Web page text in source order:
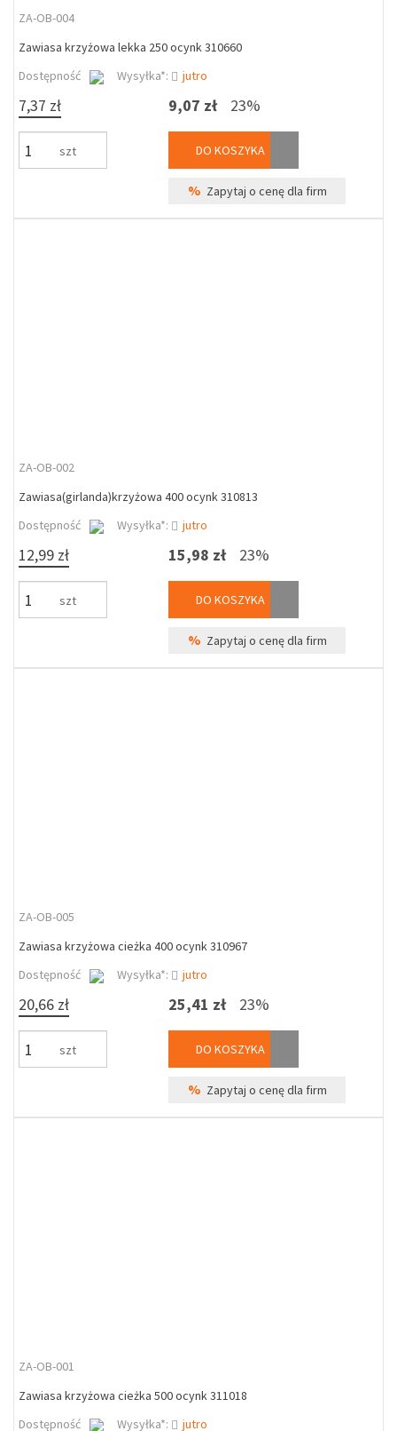
ZA-OB-004
Zawiasa krzyżowa lekka 250 ocynk 310660
Dostępność
Wysyłka*: jutro
7,37 zł
szt
9,07 zł 23%
DO KOSZYKA
% Zapytaj o cenę dla firm
ZA-OB-002
Zawiasa(girlanda)krzyżowa 400 ocynk 310813
Dostępność
Wysyłka*: jutro
12,99 zł
szt
15,98 zł 23%
DO KOSZYKA
% Zapytaj o cenę dla firm
ZA-OB-005
Zawiasa krzyżowa cieżka 400 ocynk 310967
Dostępność
Wysyłka*: jutro
20,66 zł
szt
25,41 zł 23%
DO KOSZYKA
% Zapytaj o cenę dla firm
ZA-OB-001
Zawiasa krzyżowa cieżka 500 ocynk 311018
Dostępność
Wysyłka*: jutro